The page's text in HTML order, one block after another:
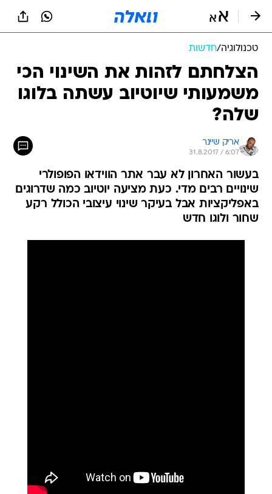
טכנולוגיה/חדשות
הצלחתם לזהות את השינוי הכי
משמעותי שיוטיוב עשתה בלוגו
שלה?
אריק שיינר
31.8.2017 / 6:07
בעשור האחרון לא עבר אתר הווידאו הפופולרי
שינויים רבים מדי. כעת מציעה יוטיוב כמה שדרוגים
באפליקציות אבל בעיקר שינוי עיצובי הכולל רקע
שחור ולוגו חדש